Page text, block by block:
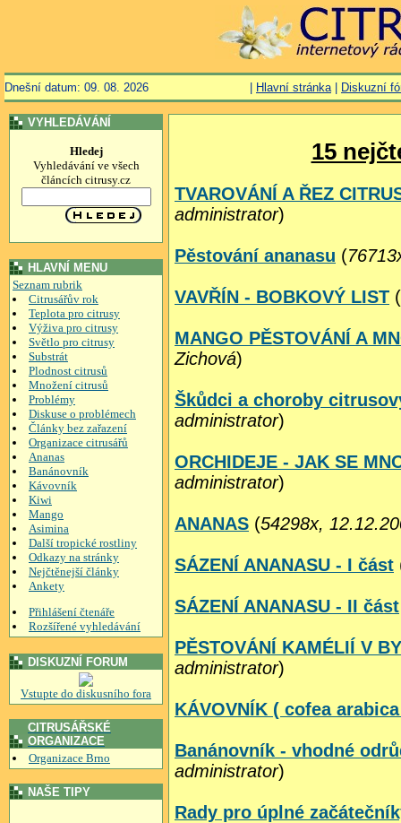
Dnešní datum: 09. 08. 2026 Hlavní stránka| Diskuzní
VYHLEDÁVÁNÍ
Hledej
Vyhledávání ve všech
článcích citrusy.cz
HLAVNÍ MENU
Seznam rubrik
Citrusářův rok
Teplota pro citrusy
Výživa pro citrusy
Světlo pro citrusy
Substrát
Plodnost citrusů
Množení citrusů
Problémy
Diskuse o problémech
Články bez zařazení
Organizace citrusářů
Ananas
Banánovník
Kávovník
Kiwi
Mango
Asimina
Další tropické rostliny
Odkazy na stránky
Nejčtěnejší články
Ankety
Přihlášení čtenáře
Rozšířené vyhledávání
DISKUZNÍ FORUM
Vstupte do diskusního fora
CITRUSÁŘSKÉ
ORGANIZACE
Organizace Brno
NAŠE TIPY
15
TVAROVÁNÍ A ŘEZ
administrator)
Pěstování ananasu (
VAVŘÍN - BOBKOVÝ LIST (
MANGO PĚSTOVÁNÍ A
Zichová)
Škůdci a choroby
administrator)
ORCHIDEJE - JAK SE
administrator)
ANANAS (54298x,
SÁZENÍ ANANASU - I část
SÁZENÍ ANANASU - II část
PĚSTOVÁNÍ KAMÉLIÍ V
administrator)
KÁVOVNÍK ( cofea
Banánovník - vhodné
administrator)
Rady pro úplné